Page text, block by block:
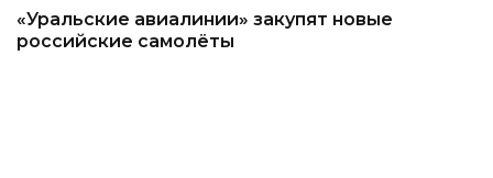
«Уральские авиалинии» закупят новые
российские самолёты